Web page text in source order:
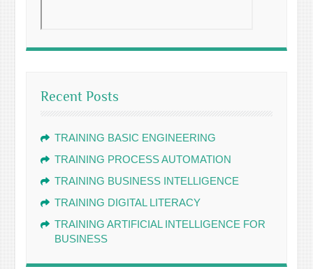
Recent Posts
TRAINING BASIC ENGINEERING
TRAINING PROCESS AUTOMATION
TRAINING BUSINESS INTELLIGENCE
TRAINING DIGITAL LITERACY
TRAINING ARTIFICIAL INTELLIGENCE FOR
BUSINESS